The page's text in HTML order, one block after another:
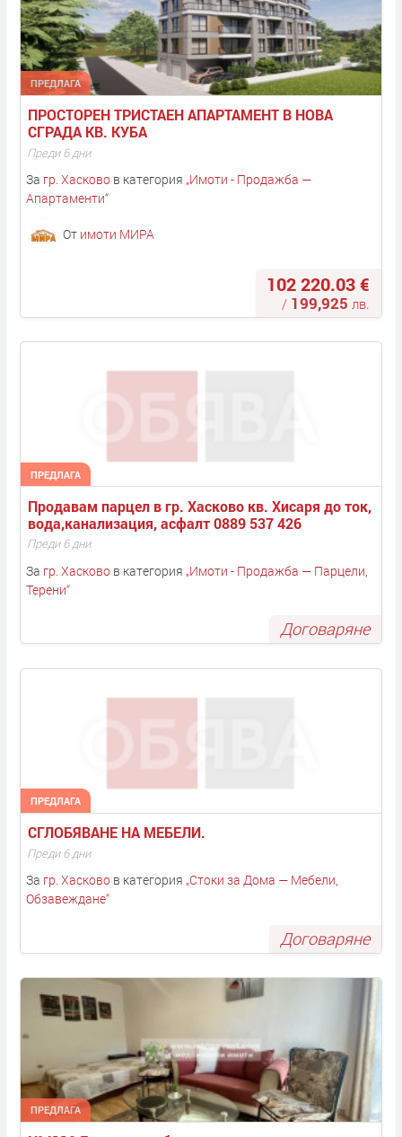
ПРЕДЛАГА
ПРОСТОРЕН ТРИСТАЕН АПАРТАМЕНТ В НОВА
СГРАДА КВ. КУБА
Преди 6 дни
За гр. Хасковов категория „Имоти - Продажба —
Апартаменти“
От имоти МИРА
102 220.03 €
/ 199,925 лв.
ПРЕДЛАГА
Продавам парцел в гр. Хасково кв. Хисаря до ток,
вода,канализация, асфалт 0889 537 426
Преди 6 дни
За гр. Хасковов категория „Имоти - Продажба — Парцели,
Терени“
Договаряне
ПРЕДЛАГА
СГЛОБЯВАНЕ НА МЕБЕЛИ.
Преди 6 дни
За гр. Хасковов категория „Стоки за Дома — Мебели,
Обзавеждане“
Договаряне
ПРЕДЛАГА